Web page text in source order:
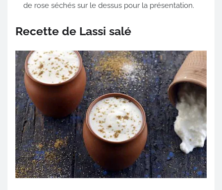
de rose séchés sur le dessus pour la présentation.
Recette de Lassi salé